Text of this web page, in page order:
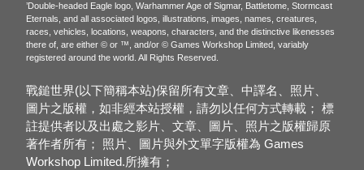
’Double-headed Eagle logo, Warhammer Age of Sigmar, Battletome, Stormcast
Eternals, and all associated logos, illustrations, images, names, creatures,
races, vehicles, locations, weapons, characters, and the distinctive likenesses
there of, are either © or ™, and/or © Games Workshop Limited, variably
registered around the world. All Rights Reserved.
戰鎚世界(以下簡稱本站)保留所有文章、中譯名、照片、
圖片之版權，如非經本站授權，請勿以任何方式轉載； 標
註提供者以及出處之影片、文章、圖片、照片之版權歸原
著作者所有； 照片、圖片與外文單字版權為 Games
Workshop Limited.所擁有；